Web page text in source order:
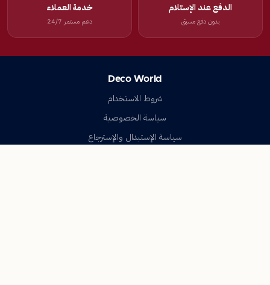
الدفع عند الإستلام
بدون دفع مسبق
خدمة العملاء
دعم مستمر 24/7
Deco World
شروط الاستخدام
سياسة الخصوصية
سياسة الإستبدال والإسترجاع